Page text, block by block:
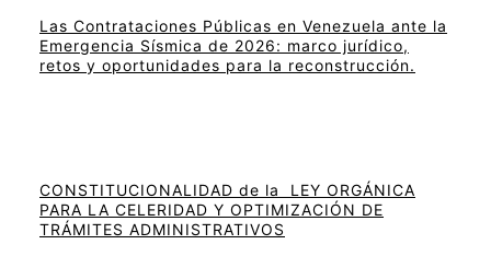
Las Contrataciones Públicas en Venezuela ante la
Emergencia Sísmica de 2026: marco jurídico,
retos y oportunidades para la reconstrucción.
CONSTITUCIONALIDAD de la LEY ORGÁNICA
PARA LA CELERIDAD Y OPTIMIZACIÓN DE
TRÁMITES ADMINISTRATIVOS